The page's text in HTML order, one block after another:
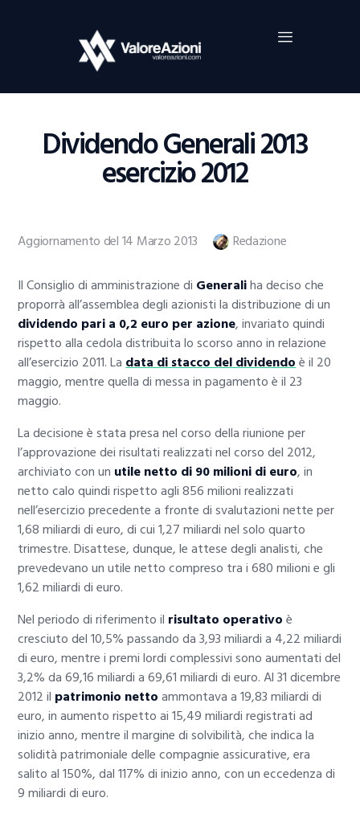
Dividendo Generali 2013
esercizio 2012
Home
Investimenti
Borsa
Guide Al Trading
Criptovalute
Aggiornamento del 14 Marzo 2013 Redazione
Il Consiglio di amministrazione di Generaliha deciso che
proporrà all’assemblea degli azionisti la distribuzione di un
dividendo pari a 0,2 euro per azione, invariato quindi
rispetto alla cedola distribuita lo scorso anno in relazione
all’esercizio 2011. Ladata di stacco del dividendoè il 20
maggio, mentre quella di messa in pagamento è il 23
maggio.
La decisione è stata presa nel corso della riunione per
l’approvazione dei risultati realizzati nel corso del 2012,
archiviato con un utile netto di 90 milioni di euro, in
netto calo quindi rispetto agli 856 milioni realizzati
nell’esercizio precedente a fronte di svalutazioni nette per
1,68 miliardi di euro, di cui 1,27 miliardi nel solo quarto
trimestre. Disattese, dunque, le attese degli analisti, che
prevedevano un utile netto compreso tra i 680 milioni e gli
1,62 miliardi di euro.
Nel periodo di riferimento il risultato operativoè
cresciuto del 10,5% passando da 3,93 miliardi a 4,22 miliardi
di euro, mentre i premi lordi complessivi sono aumentati del
3,2% da 69,16 miliardi a 69,61 miliardi di euro. Al 31 dicembre
2012 il patrimonio nettoammontava a 19,83 miliardi di
euro, in aumento rispetto ai 15,49 miliardi registrati ad
inizio anno, mentre il margine di solvibilità, che indica la
solidità patrimoniale delle compagnie assicurative, era
salito al 150%, dal 117% di inizio anno, con un eccedenza di
9 miliardi di euro.